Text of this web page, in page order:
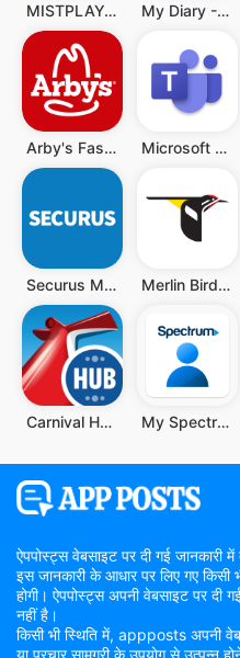
MISTPLAY: Play to Earn Money My Diary - Diary With Lock
Arby's Fast Food Sandwiches Microsoft Teams
Securus Mobile Merlin Bird ID
Carnival HUB My Spectrum
ऐपपोस्ट्स वेबसाइट पर दी गई जानकारी
इस जानकारी के आधार पर लिए गए किसी
होगी। ऐपपोस्ट्स अपनी वेबसाइट पर दी
नहीं है।
किसी भी स्थिति में, appposts अपनी
या प्रचार सामग्री के उपयोग से उत्पन्न